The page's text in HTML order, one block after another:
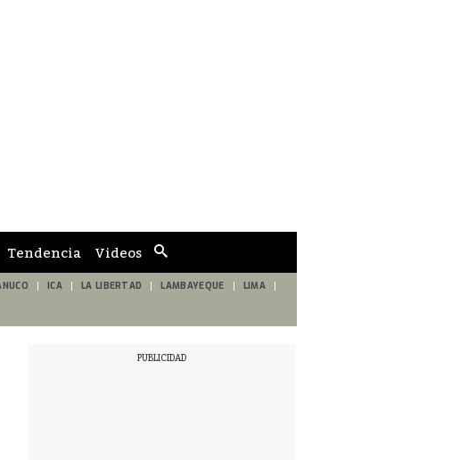
de
búsqueda
Tendencia Videos
ICA LA LIBERTAD LAMBAYEQUE LIMA